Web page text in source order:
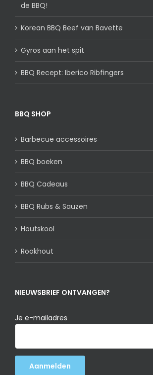
de BBQ!
Korean BBQ Beef van Bavette
Gyros aan het spit
BBQ Recept: Iberico Ribfingers
BBQ SHOP
Barbecue accessoires
BBQ boeken
BBQ Cadeaus
BBQ Rubs & Sauzen
Houtskool
Rookhout
NIEUWSBRIEF ONTVANGEN?
Je e-mailadres